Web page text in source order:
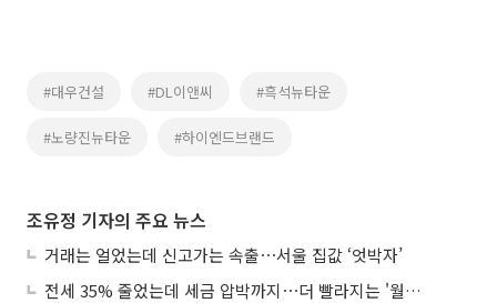
#대우건설 #DL이앤씨 #흑석뉴타운
#노량진뉴타운 #하이엔드브랜드
조유정 기자의 주요 뉴스
거래는 얼었는데 신고가는 속출⋯서울 집값 ‘엇박자’
전세 35% 줄었는데 세금 압박까지⋯더 빨라지는 '월세화'